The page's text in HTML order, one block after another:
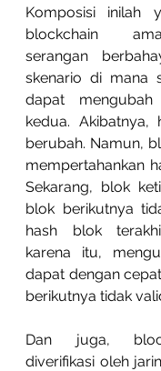
Komposisi inilah
blockchain
serangan
skenario di mana
dapat
kedua. Akibatnya,
berubah. Namun,
mempertahankan
Sekarang, blok
blok berikutnya
hash blok
karena itu,
dapat dengan
berikutnya tidak
Dan juga,
diverifikasi oleh